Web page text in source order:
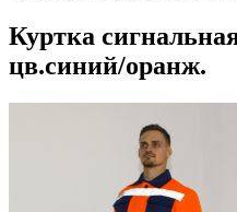
Куртка
цв.синий/оранж.